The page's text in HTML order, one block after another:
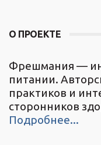
О ПРОЕКТЕ
Фрешмания —
питании.
практиков и
сторонников
Подробнее...